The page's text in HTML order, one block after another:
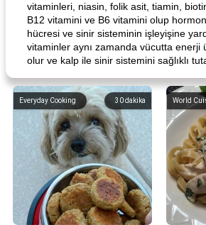
vitaminleri, niasin, folik asit, tiamin,
B12 vitamini ve B6 vitamini olup
hücresi ve sinir sisteminin işleyişine
vitaminler aynı zamanda vücutta enerji
olur ve kalp ile sinir sistemini sağlıklı
30dakika
Everyday Cooking World